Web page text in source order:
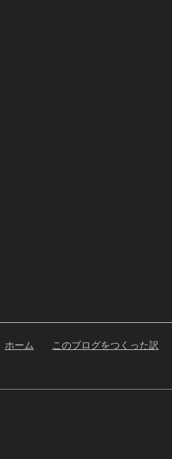
ホーム
このブログをつくった訳
自